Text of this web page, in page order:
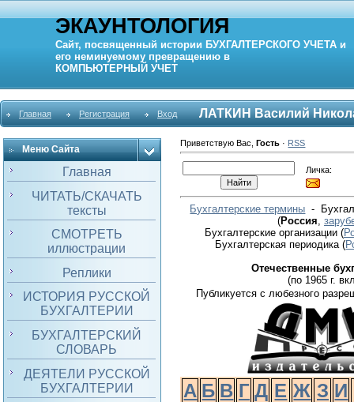
ЭКАУНТОЛОГИЯ
Сайт, посвященный истории БУХГАЛТЕРСКОГО УЧЕТА и
его неминуемому превращению в
КОМПЬЮТЕРНЫЙ УЧЕТ
Главная Регистрация Вход ЛАТКИН Василий
Меню Сайта
Главная
ЧИТАТЬ/СКАЧАТЬ
тексты
СМОТРЕТЬ
иллюстрации
Реплики
ИСТОРИЯ РУССКОЙ
БУХГАЛТЕРИИ
БУХГАЛТЕРСКИЙ
СЛОВАРЬ
ДЕЯТЕЛИ РУССКОЙ
БУХГАЛТЕРИИ
Приветствую Вас ,Гость · RSS
Личка:
Бухгалтерские термины -
(Россия
Бухгалтерские организации (
Бухгалтерская периодика(
Отечественные
(по 1965 г.
Публикуется с любезного
А Б В Г Д Е Ж З И